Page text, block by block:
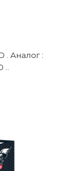
. Аналог :